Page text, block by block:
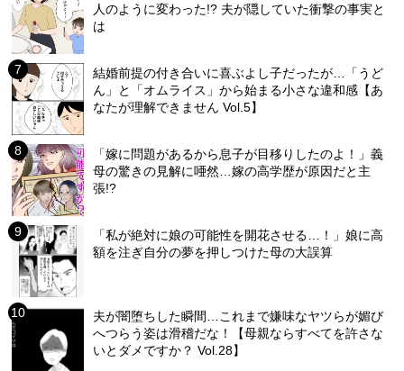
人のように変わった!? 夫が隠していた衝撃の事実と
は
結婚前提の付き合いに喜ぶよし子だったが…「うど
ん」と「オムライス」から始まる小さな違和感【あ
なたが理解できません Vol.5】
「嫁に問題があるから息子が目移りしたのよ！」義
母の驚きの見解に唖然…嫁の高学歴が原因だと主
張!?
「私が絶対に娘の可能性を開花させる…！」娘に高
額を注ぎ自分の夢を押しつけた母の大誤算
夫が闇堕ちした瞬間…これまで嫌味なヤツらが媚び
へつらう姿は滑稽だな！【母親ならすべてを許さな
いとダメですか？ Vol.28】